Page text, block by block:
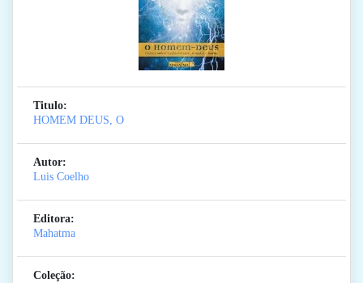
Titulo:
HOMEM DEUS, O
Autor:
Luis Coelho
Editora:
Mahatma
Coleção: